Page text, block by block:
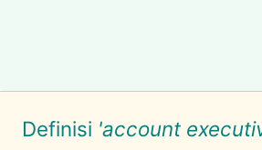
Definisi 'account